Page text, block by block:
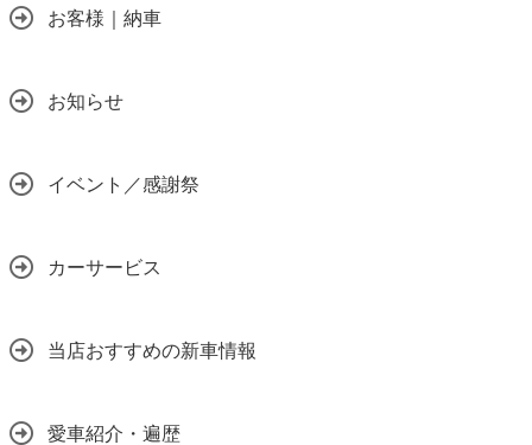
お客様｜納車
お知らせ
イベント／感謝祭
カーサービス
当店おすすめの新車情報
愛車紹介・遍歴